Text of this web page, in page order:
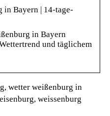
in Bayern | 14-tage-
in Bayern
und täglichem
wetter weißenburg in
weissenburg